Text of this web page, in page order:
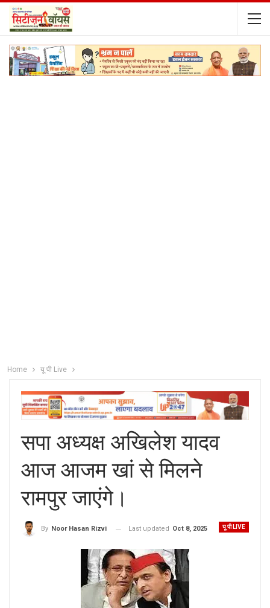
Home यू पी Live
सपा अध्यक्ष अखिलेश यादव
आज आजम खां से मिलने
रामपुर जाएंगे।
यू पी LIVE
By Noor Hasan Rizvi Last updated Oct 8, 2025